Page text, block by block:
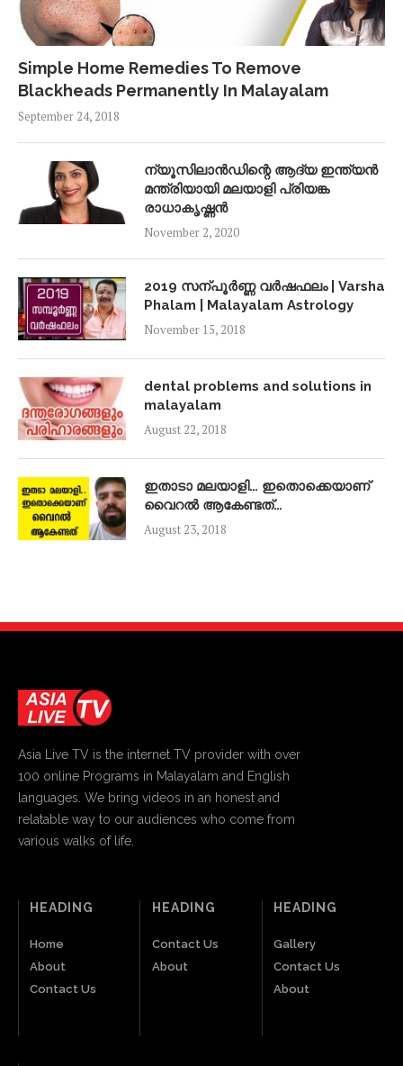
Simple Home Remedies To Remove
Blackheads Permanently In Malayalam
September 24, 2018
ന്യൂസിലാൻഡിന്റെ ആദ്യ ഇന്ത്യൻ
മന്ത്രിയായി മലയാളി പ്രിയങ്ക
രാധാകൃഷ്ണൻ
November 2, 2020
2019 സന്പൂർണ്ണ വർഷഫലം | Varsha
Phalam | Malayalam Astrology
November 15, 2018
dental problems and solutions in
malayalam
August 22, 2018
ഇതാടാ മലയാളി… ഇതൊക്കെയാണ്
വൈറൽ ആകേണ്ടത്…
August 23, 2018
Asia Live TV is the internet TV provider with over
100 online Programs in Malayalam and English
languages. We bring videos in an honest and
relatable way to our audiences who come from
various walks of life.
HEADING
Home
About
Contact Us
HEADING
Contact Us
About
HEADING
Gallery
Contact Us
About